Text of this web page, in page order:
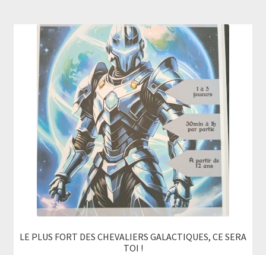
Mon compte
récent
plus
ancien
LE PLUS FORT DES CHEVALIERS GALACTIQUES, CE SERA
TOI !